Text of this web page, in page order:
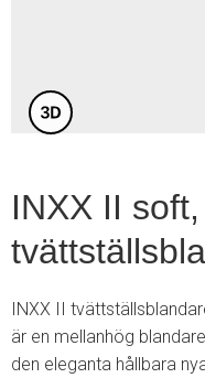
INXX II
INXX II
är en mellanhög
den eleganta hållbara